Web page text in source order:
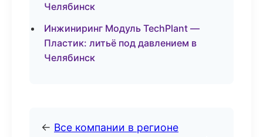
Челябинск
Инжиниринг Модуль TechPlant —
Пластик: литьё под давлением в
Челябинск
← Все компании в регионе